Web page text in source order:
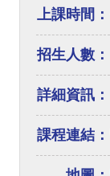
上課時間：
招生人數：
詳細資訊：
課程連結：